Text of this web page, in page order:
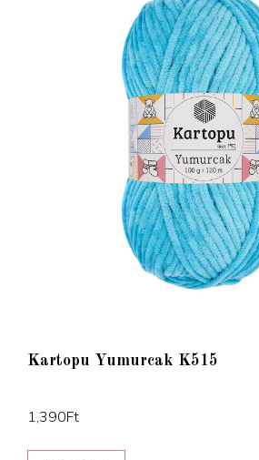
Kartopu Yumurcak K515
1,390Ft